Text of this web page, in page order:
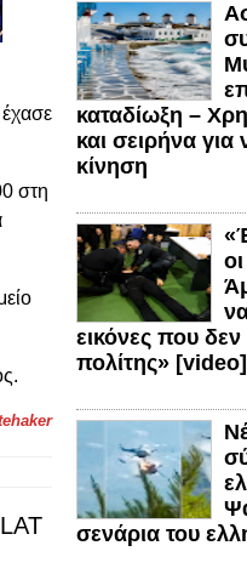
στη
καταδίωξη –
και σειρήνα
κίνηση
εικόνες που
πολίτης» [video]
σενάρια του